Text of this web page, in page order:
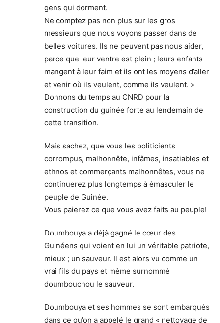
gens qui dorment.
Ne comptez pas non plus sur les gros
messieurs que nous voyons passer dans de
belles voitures. Ils ne peuvent pas nous aider,
parce que leur ventre est plein ; leurs enfants
mangent à leur faim et ils ont les moyens d’aller
et venir où ils veulent, comme ils veulent. »
Donnons du temps au CNRD pour la
construction du guinée forte au lendemain de
cette transition.
Mais sachez, que vous les politicients
corrompus, malhonnête, infâmes, insatiables et
ethnos et commerçants malhonnêtes, vous ne
continuerez plus longtemps à émasculer le
peuple de Guinée.
Vous paierez ce que vous avez faits au peuple!
Doumbouya a déjà gagné le cœur des
Guinéens qui voient en lui un véritable patriote,
mieux ; un sauveur. Il est alors vu comme un
vrai fils du pays et même surnommé
doumbouchou le sauveur.
Doumbouya et ses hommes se sont embarqués
dans ce qu’on a appelé le grand « nettoyage de